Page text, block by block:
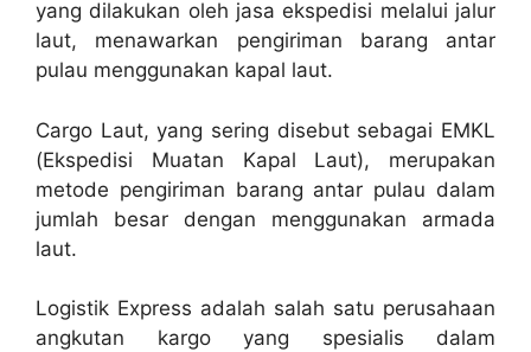
yang dilakukan oleh jasa ekspedisi melalui jalur
laut, menawarkan pengiriman barang antar
pulau menggunakan kapal laut.
Cargo Laut, yang sering disebut sebagai EMKL
(Ekspedisi Muatan Kapal Laut), merupakan
metode pengiriman barang antar pulau dalam
jumlah besar dengan menggunakan armada
laut.
Logistik Express adalah salah satu perusahaan
angkutan kargo yang spesialis dalam